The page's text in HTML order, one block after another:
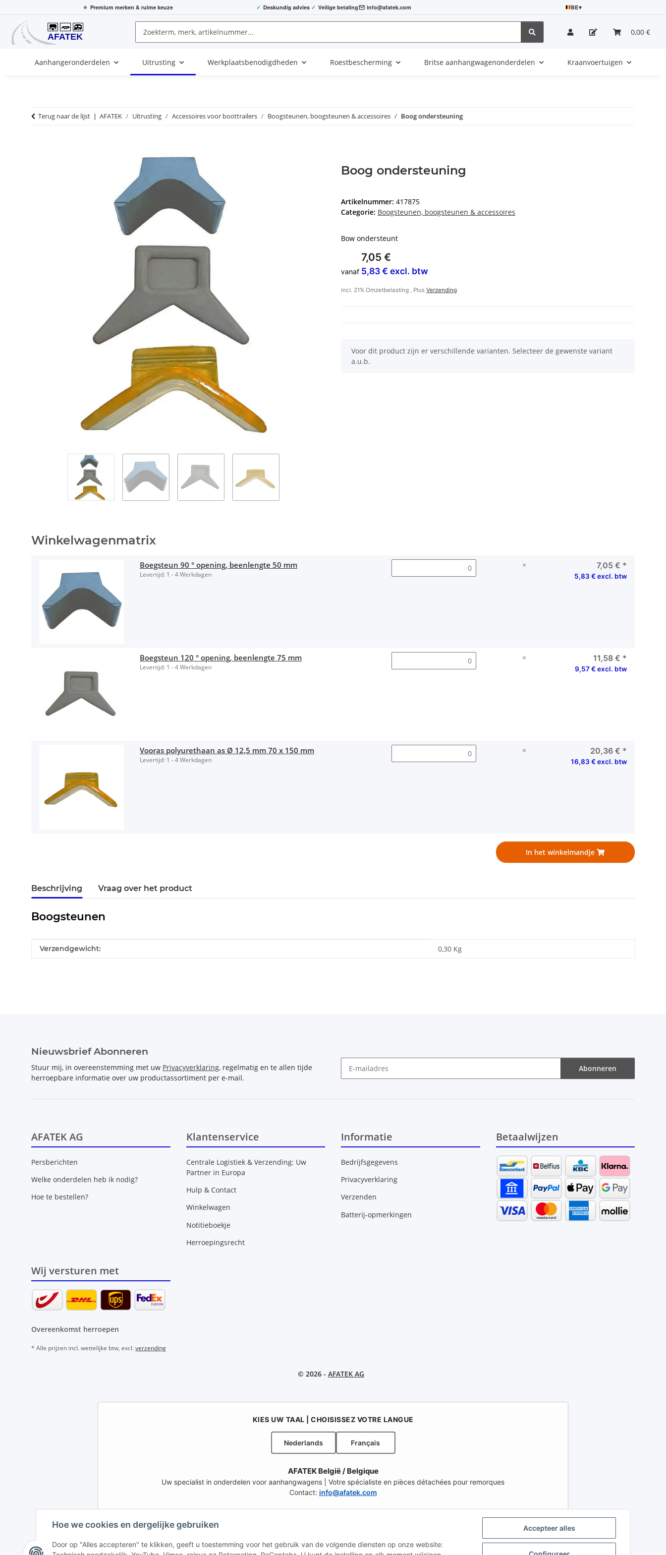
⭐ Premium merken & ruime keuze ✓ Deskundig advies ✓ Veilige betaling info@afatek.com BE▾
Accepteer alles
Hoe we cookies en dergelijke gebruiken
Door op "Alles accepteren" te klikken, geeft u toestemming voor het gebruik van de volgende diensten op onze website:
0,00 €
Aanhangeronderdelen Uitrusting Werkplaatsbenodigdheden Roestbescherming Britse aanhangwagenonderdelen Kraanvoertuigen
Terug naar de lijst AFATEK Uitrusting Accessoires voor boottrailers Boogsteunen, boogsteunen & accessoires Boog ondersteuning
Boog ondersteuning
Artikelnummer: 417875
Categorie: Boogsteunen, boogsteunen & accessoires
Bow ondersteunt
vanaf
7,05 €
5,83 € excl. btw
incl. 21% Omzetbelasting , Plus Verzending
x
Voor dit product zijn er verschillende varianten. Selecteer de gewenste variant
a.u.b.
Winkelwagenmatrix
Boegsteun 90 ° opening, beenlengte 50 mm
Levertijd: 1 - 4 Werkdagen
× 7,05 € *
5,83 € excl. btw
Boegsteun 120 ° opening, beenlengte 75 mm
Levertijd: 1 - 4 Werkdagen
× 11,58 € *
9,57 € excl. btw
Vooras polyurethaan as Ø 12,5 mm 70 x 150 mm
Levertijd: 1 - 4 Werkdagen
× 20,36 € *
16,83 € excl. btw
In het winkelmandje
Beschrijving Vraag over het product
Boogsteunen
#productDetails.itemInformation#
#productDetails.itemValue#
Verzendgewicht: 0,30 Kg
Nieuwsbrief Abonneren
Stuur mij, in overeenstemming met uw Privacyverklaring, regelmatig en te allen tijde
herroepbare informatie over uw productassortiment per e-mail.
Abonneren
AFATEK AG
Persberichten
Welke onderdelen heb ik nodig?
Hoe te bestellen?
Klantenservice
Centrale Logistiek & Verzending: Uw
Partner in Europa
Hulp & Contact
Winkelwagen
Notitieboekje
Herroepingsrecht
Informatie
Bedrijfsgegevens
Privacyverklaring
Verzenden
Batterij-opmerkingen
Betaalwijzen
Wij versturen met
Overeenkomst herroepen
* Alle prijzen incl. wettelijke btw, excl.verzending
© 2026 - AFATEK AG
KIES UW TAAL | CHOISISSEZ VOTRE LANGUE
Nederlands Français
AFATEK België / Belgique
Uw specialist in onderdelen voor aanhangwagens | Votre spécialiste en pièces détachées pour remorques
Contact: info@afatek.com
AFATEK INTERNATIONAL – SELECT REGION & LANGUAGE | KIES REGIO EN TAAL | CHOISIR LA RÉGION ET LA LANGUE
DE AT CH (DE) CH (FR) CH (IT) BE (NL) BE (FR) NL IT ES